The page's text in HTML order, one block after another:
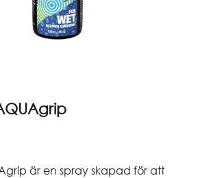
är en spray skapad för att